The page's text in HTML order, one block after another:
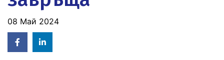
08 Май 2024
Facebook
in